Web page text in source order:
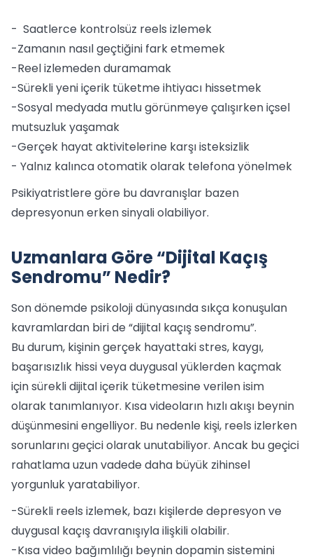
- Saatlerce kontrolsüz reels izlemek
-Zamanın nasıl geçtiğini fark etmemek
-Reel izlemeden duramamak
-Sürekli yeni içerik tüketme ihtiyacı hissetmek
-Sosyal medyada mutlu görünmeye çalışırken içsel
mutsuzluk yaşamak
-Gerçek hayat aktivitelerine karşı isteksizlik
- Yalnız kalınca otomatik olarak telefona yönelmek
Psikiyatristlere göre bu davranışlar bazen
depresyonun erken sinyali olabiliyor.
Uzmanlara Göre “Dijital Kaçış
Sendromu” Nedir?
Son dönemde psikoloji dünyasında sıkça konuşulan
kavramlardan biri de “dijital kaçış sendromu”.
Bu durum, kişinin gerçek hayattaki stres, kaygı,
başarısızlık hissi veya duygusal yüklerden kaçmak
için sürekli dijital içerik tüketmesine verilen isim
olarak tanımlanıyor. Kısa videoların hızlı akışı beynin
düşünmesini engelliyor. Bu nedenle kişi, reels izlerken
sorunlarını geçici olarak unutabiliyor. Ancak bu geçici
rahatlama uzun vadede daha büyük zihinsel
yorgunluk yaratabiliyor.
-Sürekli reels izlemek, bazı kişilerde depresyon ve
duygusal kaçış davranışıyla ilişkili olabilir.
-Kısa video bağımlılığı beynin dopamin sistemini